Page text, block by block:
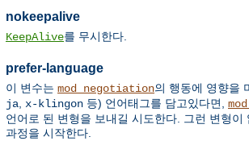
nokeepalive
KeepAlive를 무시한다.
prefer-language
이 변수는 mod_negotiation의 행동에 영향을
ja, x-klingon 등) 언어태그를 담고있다면,
언어로 된 변형을 보내길 시도한다. 그런 변형이
과정을 시작한다.